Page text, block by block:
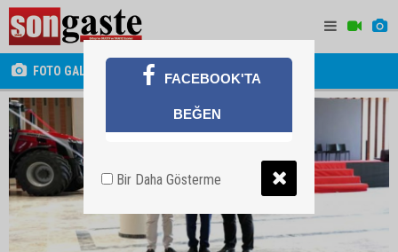
FOTO GALERİ FACEBOOK'TA
BEĞEN
Bir Daha Gösterme